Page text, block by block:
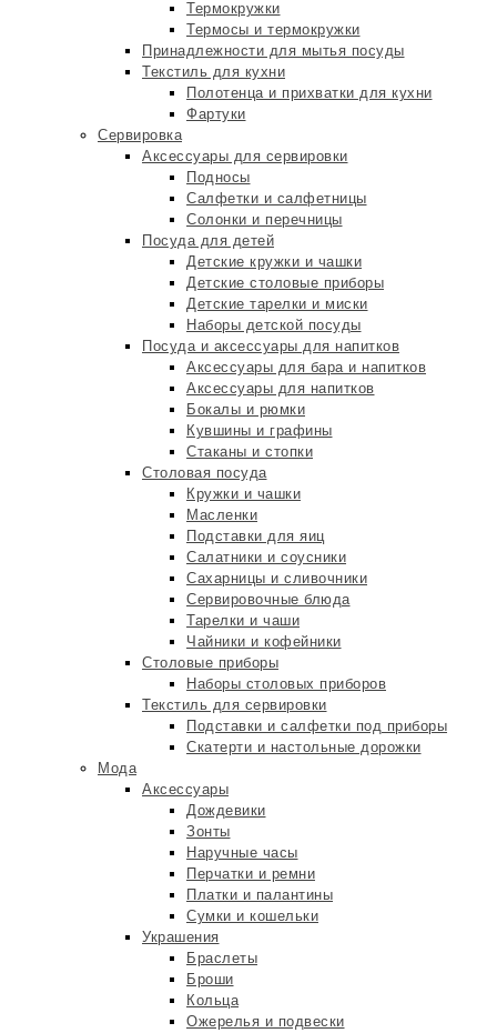
Термокружки
Термосы и термокружки
Принадлежности для мытья посуды
Текстиль для кухни
Полотенца и прихватки для кухни
Фартуки
Сервировка
Аксессуары для сервировки
Подносы
Салфетки и салфетницы
Солонки и перечницы
Посуда для детей
Детские кружки и чашки
Детские столовые приборы
Детские тарелки и миски
Наборы детской посуды
Посуда и аксессуары для напитков
Аксессуары для бара и напитков
Аксессуары для напитков
Бокалы и рюмки
Кувшины и графины
Стаканы и стопки
Столовая посуда
Кружки и чашки
Масленки
Подставки для яиц
Салатники и соусники
Сахарницы и сливочники
Сервировочные блюда
Тарелки и чаши
Чайники и кофейники
Столовые приборы
Наборы столовых приборов
Текстиль для сервировки
Подставки и салфетки под приборы
Скатерти и настольные дорожки
Мода
Аксессуары
Дождевики
Зонты
Наручные часы
Перчатки и ремни
Платки и палантины
Сумки и кошельки
Украшения
Браслеты
Броши
Кольца
Ожерелья и подвески